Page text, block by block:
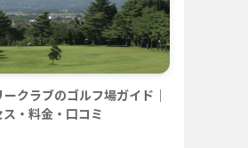
クラブのゴルフ場ガイド｜
・料金・口コミ